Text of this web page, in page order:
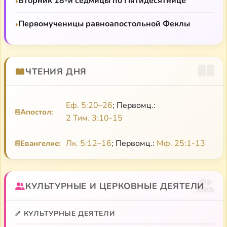
(Константинопольский Патриархат). Участвовал в
экуменическом движении, отдал много сил в сфере
мая 1979 г. в Париже. Похоронен на кладбище в
Сент-Женевьев-де-Буа в усыпальнице Свято-
Успенской церкви.
Первомученицы равноапостольной Феклы
ЧТЕНИЯ ДНЯ
Апостол:
Еф. 5:20–26; Первомц.:
2 Тим. 3:10-15
Евангелие: Лк. 5:12–16; Первомц.: Мф. 25:1-13
КУЛЬТУРНЫЕ И ЦЕРКОВНЫЕ ДЕЯТЕЛИ
КУЛЬТУРНЫЕ ДЕЯТЕЛИ